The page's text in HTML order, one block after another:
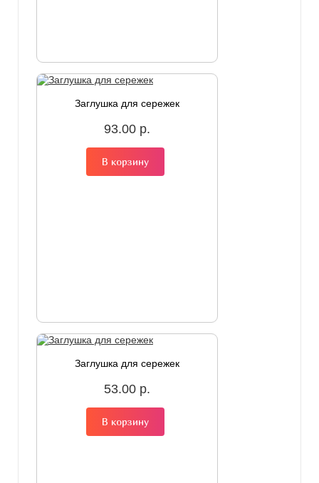
Заглушка для сережек
93.00 р.
В корзину
Заглушка для сережек
53.00 р.
В корзину